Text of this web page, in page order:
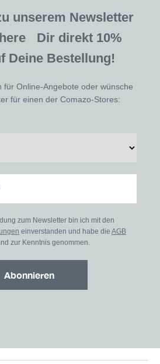
unserem Newsletter
Dir direkt 10%
Deine Bestellung!
für Online-Angebote oder wünsche
für einen der Comazo-Stores:
zum Newsletter bin ich mit den
einverstanden und habe die AGB
zur Kenntnis genommen.
Abonnieren